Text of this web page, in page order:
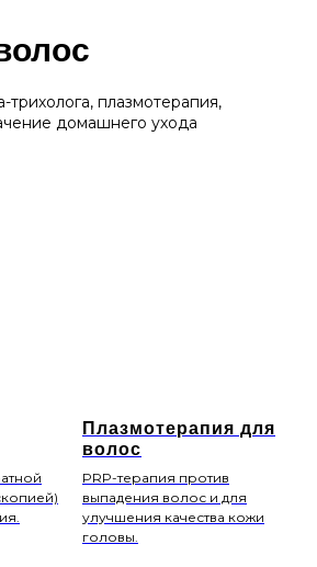
трихолога, плазмотерапия,
домашнего ухода
Плазмотерапия для
волос
PRP-терапия против
выпадения волос и для
улучшения качества кожи
головы.